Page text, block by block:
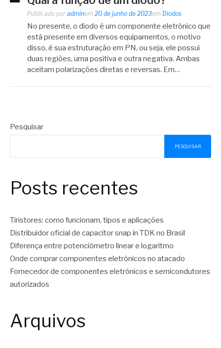
Publicado por adminem 20 de junho de 2023em Diodos
No presente, o diodo é um componente eletrônico que
está presente em diversos equipamentos, o motivo
disso, é sua estruturação em PN, ou seja, ele possui
duas regiões, uma positiva e outra negativa. Ambas
aceitam polarizações diretas e reversas. Em…
Pesquisar
PESQUISAR
Posts recentes
Tiristores: como funcionam, tipos e aplicações
Distribuidor oficial de capacitor snap in TDK no Brasil
Diferença entre potenciômetro linear e logaritmo
Onde comprar componentes eletrônicos no atacado
Fornecedor de componentes eletrônicos e semicondutores
autorizados
Arquivos